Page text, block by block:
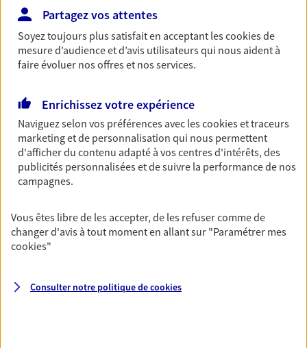
Préparez sereinement ce nouveau chapitre de
votre vie avec les conseils d'un expert. Découvrez
notre nouvelle solution PER (Plan Epargne
Retraite) spécialement conçue pour la retraite.
NOUS CONTACTER
Compte bancaire
Un compte bancaire qui vous accompagne au
jour le jour.
Découvrir l'offre Compte bancaire
Partagez vos attentes
Soyez toujours plus satisfait en acceptant lescookiesde
mesure d’audience et d’avis utilisateurs qui nous aident à
faire évoluer nos offres et nos services.
Enrichissez votre expérience
Naviguez selon vos préférences avec lescookies et traceurs
marketing et de personnalisation qui nous permettent
d'afficher du contenu adapté à vos centres d'intérêts, des
publicités personnalisées et de suivre la performance de nos
campagnes.
Vous êtes libre de les accepter, de les refuser comme de
changer d'avis à tout moment en allant sur "Paramétrer mes
cookies"
Consulter notre politique decookies